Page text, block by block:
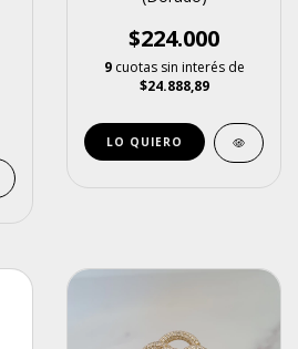
$224.000
9 cuotas sin interés de
$24.888,89
LO QUIERO